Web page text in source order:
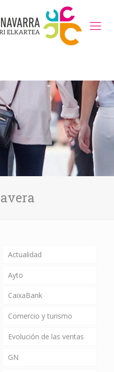
Actualidad
Ayto
CaixaBank
Comercio y turismo
Evolución de las ventas
GN